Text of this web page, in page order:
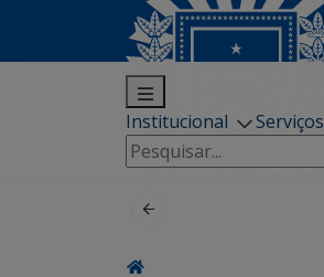
Institucional Serviços
Pesquisar
por: